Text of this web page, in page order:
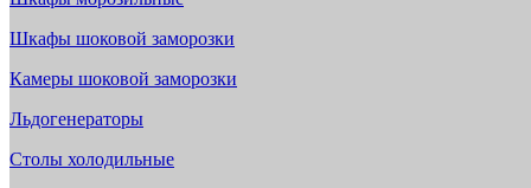
Шкафы шоковой заморозки
Камеры шоковой заморозки
Льдогенераторы
Столы холодильные